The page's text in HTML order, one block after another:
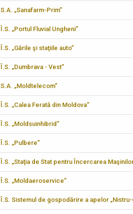
S.A. „Sanafarm-Prim”
Î.S. „Portul Fluvial Ungheni”
Î.S. „Gările şi staţiile auto”
Î.S. „Dumbrava - Vest”
S.A. „Moldtelecom”
Î.S. „Calea Ferată din Moldova”
Î.S. „Moldsuinhibrid”
Î.S. „Pulbere”
Î.S. „Staţia de Stat pentru Încercarea
Î.S. „Moldaeroservice”
Î.S. Sistemul de gospodărire a apelor „Nistru-